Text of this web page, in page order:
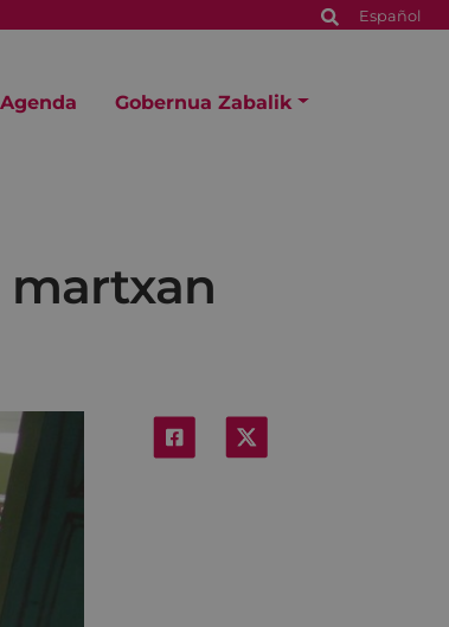
Español
Agenda Gobernua Zabalik
martxan